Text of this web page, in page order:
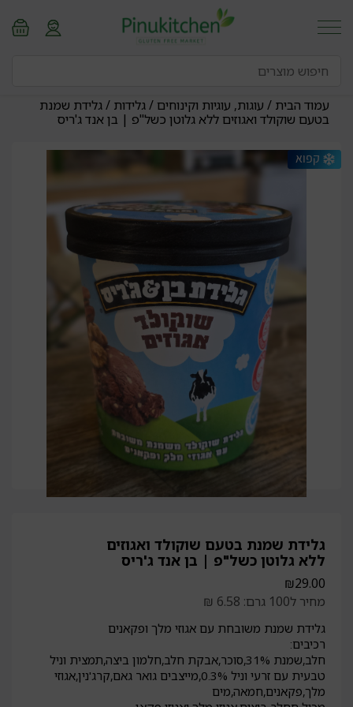
עמוד הבית / עוגות, עוגיות וקינוחים /גלידות / גלידת שמנת
בטעם שוקולד ואגוזים ללא גלוטן כשל"פ | בן אנד ג'ריס
גלידת שמנת בטעם שוקולד ואגוזים
ללא גלוטן כשל"פ | בן אנד ג'ריס
₪29.00
מחיר ל100 גרם: 6.58 ₪
גלידת שמנת משובחת עם אגוזי מלך ופקאנים
רכיבים:
חלב,שמנת 31%,סוכר,אבקת חלב,חלמון ביצה,תמצית וניל
טבעית עם זרעי וניל 0.3%,מייצבים גואר גאם,קרג'נין,אגוזי
מלך,פקאנים,חמאה,מים